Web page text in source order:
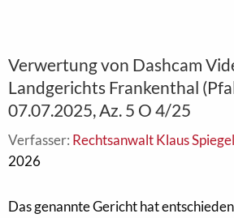
Verwertung von Dashcam
Landgerichts Frankenthal
07.07.2025, Az. 5 O 4/25
Verfasser: Rechtsanwalt Klaus
2026
Das genannte Gericht hat